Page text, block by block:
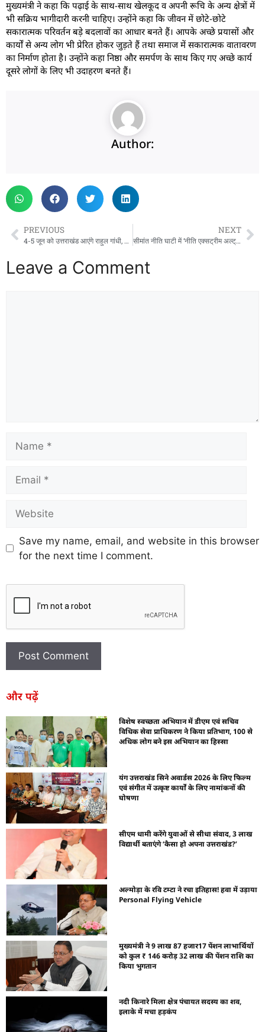
मुख्यमंत्री ने कहा कि पढ़ाई के साथ-साथ खेलकूद व अपनी रूचि के अन्य क्षेत्रों में
भी सक्रिय भागीदारी करनी चाहिए। उन्होंने कहा कि जीवन में छोटे-छोटे
सकारात्मक परिवर्तन बड़े बदलावों का आधार बनते हैं। आपके अच्छे प्रयासों और
कार्यों से अन्य लोग भी प्रेरित होकर जुड़ते हैं तथा समाज में सकारात्मक वातावरण
का निर्माण होता है। उन्होंने कहा निष्ठा और समर्पण के साथ किए गए अच्छे कार्य
दूसरे लोगों के लिए भी उदाहरण बनते हैं।
Author:
PREVIOUS
4-5 जून को उत्तराखंड आएंगे राहुल गांधी, कांग्रेस ने शुरू की चुनावी तैयारी
NEXT
सीमांत नीति घाटी में ‘नीति एक्सट्रीम अल्ट्रा रन’ का भव्य आगाज, देशभर से पहुंचे 933 प्रतिभागी
Leave a Comment
Save my name, email, and website in this browser
for the next time I comment.
और पढ़ें
विशेष स्वच्छता अभियान में डीएम एवं सचिव
विधिक सेवा प्राधिकरण ने किया प्रतिभाग, 100 से
अधिक लोग बने इस अभियान का हिस्सा
यंग उत्तराखंड सिने अवार्डस 2026 के लिए फिल्म
एवं संगीत में उत्कृष्ट कार्यों के लिए नामांकनों की
घोषणा
सीएम धामी करेंगे युवाओं से सीधा संवाद, 3 लाख
विद्यार्थी बताएंगे ‘कैसा हो अपना उत्तराखंड?’
अल्मोड़ा के रवि टम्टा ने रचा इतिहास! हवा में उड़ाया
Personal Flying Vehicle
मुख्यमंत्री ने 9 लाख 87 हजार17 पेंशन लाभार्थियों
को कुल ₹ 146 करोड़ 32 लाख की पेंशन राशि का
किया भुगतान
नदी किनारे मिला क्षेत्र पंचायत सदस्य का शव,
इलाके में मचा हड़कंप